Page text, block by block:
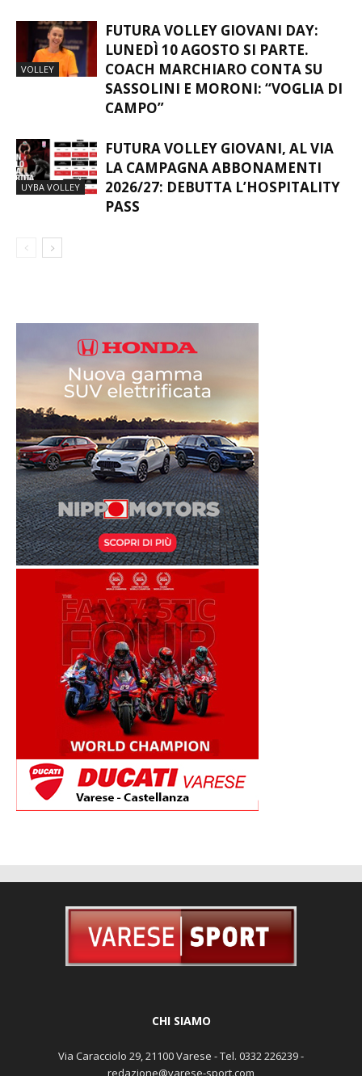
VOLLEY
FUTURA VOLLEY GIOVANI DAY:
LUNEDÌ 10 AGOSTO SI PARTE.
COACH MARCHIARO CONTA SU
SASSOLINI E MORONI: “VOGLIA DI
CAMPO”
UYBA VOLLEY
FUTURA VOLLEY GIOVANI, AL VIA
LA CAMPAGNA ABBONAMENTI
2026/27: DEBUTTA L’HOSPITALITY
PASS
CHI SIAMO
Via Caracciolo 29, 21100 Varese - Tel. 0332 226239 -
redazione@varese-sport.com